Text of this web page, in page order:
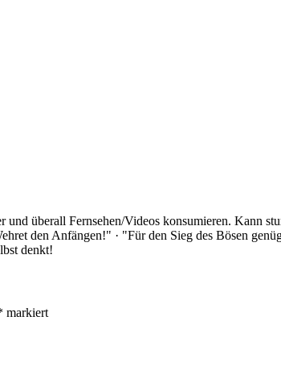
überall Fernsehen/Videos konsumieren. Kann
den Anfängen!" · "Für den Sieg des Bösen
denkt!
markiert